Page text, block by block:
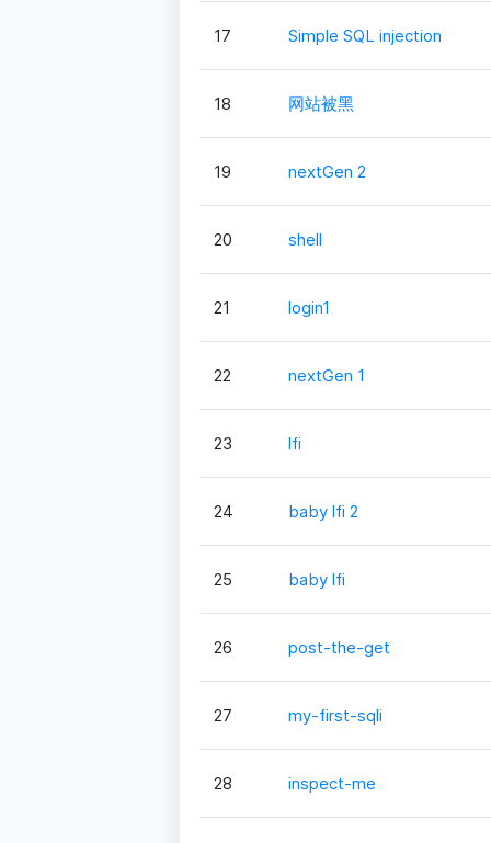
17 Simple SQL injection
18 网站被黑
19 nextGen 2
20 shell
21 login1
22 nextGen 1
23 lfi
24 baby lfi 2
25 baby lfi
26 post-the-get
27 my-first-sqli
28 inspect-me